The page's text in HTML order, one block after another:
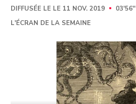
DIFFUSÉE LE LE 11 NOV. 2019 03'56''
L'ÉCRAN DE LA SEMAINE